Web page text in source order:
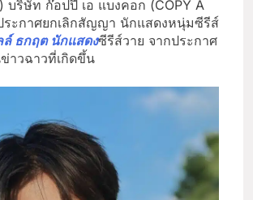
บริษัท ก๊อปปี่ เอ แบงคอก (COPY A
ระกาศยกเลิกสัญญา นักแสดงหนุ่มซีรีส์
ล์ ธกฤต นักแสดงซีรีส์วาย จากประกาศ
าวฉาวที่เกิดขึ้น